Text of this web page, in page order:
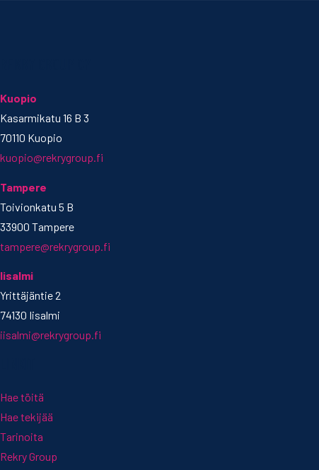
Kuopio
Kasarmikatu 16 B 3
70110 Kuopio
kuopio@rekrygroup.fi
Tampere
Toivionkatu 5 B
33900 Tampere
tampere@rekrygroup.fi
Iisalmi
Yrittäjäntie 2
74130 Iisalmi
iisalmi@rekrygroup.fi
Hae töitä
Hae tekijää
Tarinoita
Rekry Group